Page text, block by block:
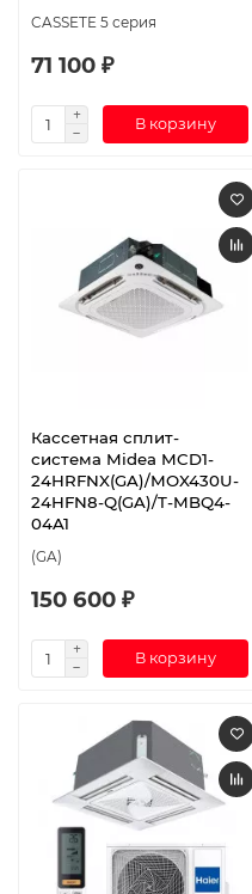
CASSETE 5 серия
71 100 ₽
В корзину
Кассетная сплит-
система Midea MCD1-
24HRFNX(GA)/MOX430U-
24HFN8-Q(GA)/T-MBQ4-
04A1
(GA)
150 600 ₽
В корзину